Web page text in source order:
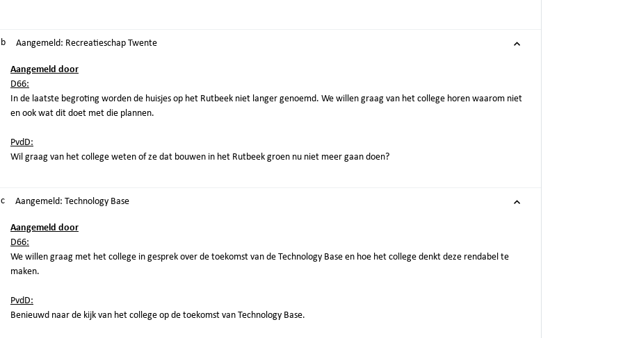
Aangemeld: Recreatieschap Twente
Aangemeld door
D66:
In de laatste begroting worden de huisjes op het Rutbeek niet langer genoemd. We willen graag van het college horen waarom niet
en ook wat dit doet met die plannen.
PvdD:
Wil graag van het college weten of ze dat bouwen in het Rutbeek groen nu niet meer gaan doen?
Aangemeld: Technology Base
Aangemeld door
D66:
We willen graag met het college in gesprek over de toekomst van de Technology Base en hoe het college denkt deze rendabel te
maken.
PvdD:
Benieuwd naar de kijk van het college op de toekomst van Technology Base.